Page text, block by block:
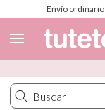
Envío ordinario
Español
Italiano